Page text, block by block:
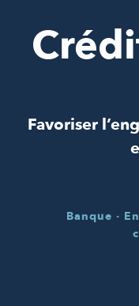
Favoriser
Banque ·